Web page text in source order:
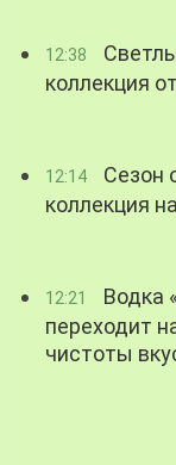
12:38
коллекция
12:14
Сезон
коллекция
12:21
Водка
переходит
чистоты